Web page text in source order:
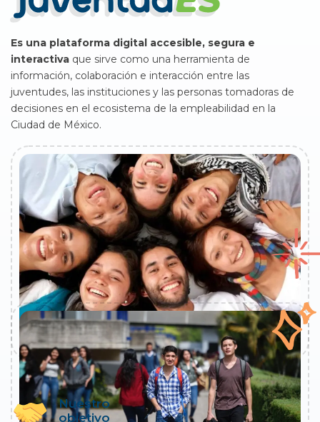
Es una plataforma digital accesible, segura e
interactiva que sirve como una herramienta de
información, colaboración e interacción entre las
juventudes, las instituciones y las personas tomadoras de
decisiones en el ecosistema de la empleabilidad en la
Ciudad de México.
Nuestro
objetivo